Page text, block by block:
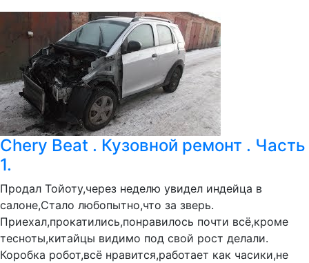
Chery Beat . Кузовной ремонт . Часть
1.
Продал Тойоту,через неделю увидел индейца в
салоне,Стало любопытно,что за зверь.
Приехал,прокатились,понравилось почти всё,кроме
тесноты,китайцы видимо под свой рост делали.
Коробка робот,всё нравится,работает как часики,не